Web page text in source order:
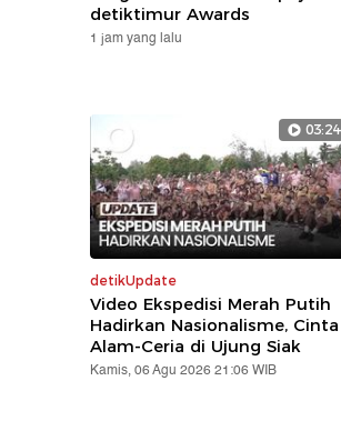
detiktimur Awards
1 jam yang lalu
03:24
detikUpdate
Video Ekspedisi Merah Putih
Hadirkan Nasionalisme, Cinta
Alam-Ceria di Ujung Siak
Kamis, 06 Agu 2026 21:06 WIB